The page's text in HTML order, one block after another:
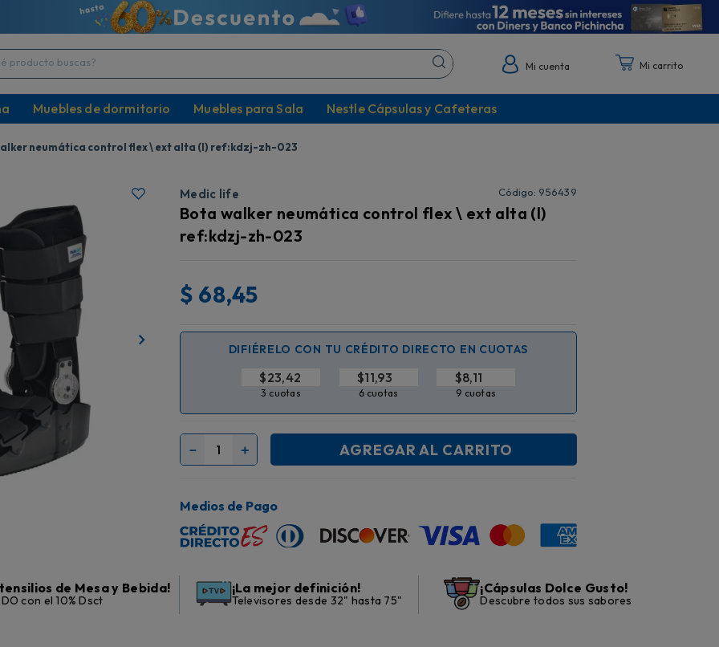
Mi cuenta
Muebles de dormitorio Muebles para Sala Nestle Cápsulas y Cafeteras
neumática control flex \ ext alta (l) ref:kdzj-zh-023
Medic life : 956439
Bota walker neumática control flex \ ext alta (l)
ref:kdzj-zh-023
$ 68,45
DIFIÉRELO CON TU CRÉDITO DIRECTO EN CUOTAS
$
3 cuotas
$
6 cuotas
$
9 cuotas
＋
－ AGREGAR AL CARRITO
Medios de Pago
de Mesa y Bebida!
con el 10% Dsct
¡La mejor definición!
Televisores desde 32" hasta 75"
¡Cápsulas Dolce Gusto!
Descubre todos sus sabores